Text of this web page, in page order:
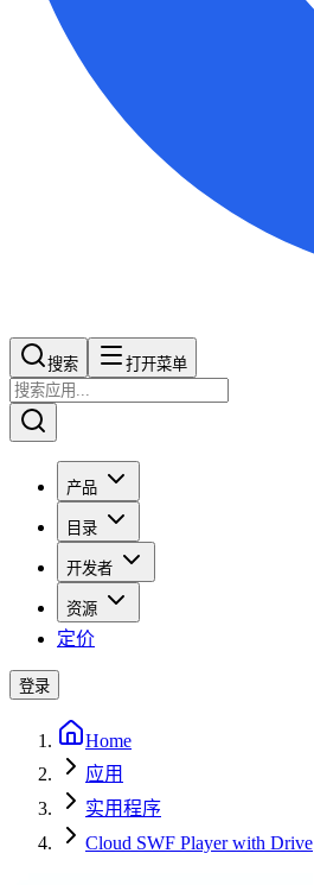
搜索​​​​ 打开菜单
产品
目录
开发者
资源
定价
登录
Home
应用
实用程序
Cloud SWF Player with Drive